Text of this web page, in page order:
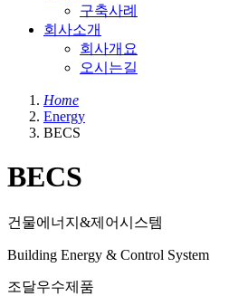
구축사례
회사소개
회사개요
오시는길
Home
Energy
BECS
BECS
건물에너지&제어시스템
Building Energy & Control System
조달우수제품